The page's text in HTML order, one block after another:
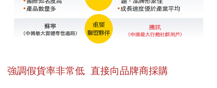
強調假貨率非常低 直接向品牌商採購